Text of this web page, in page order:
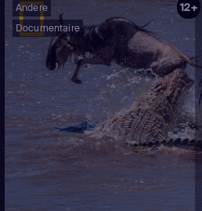
Andere
Documentaire
12+